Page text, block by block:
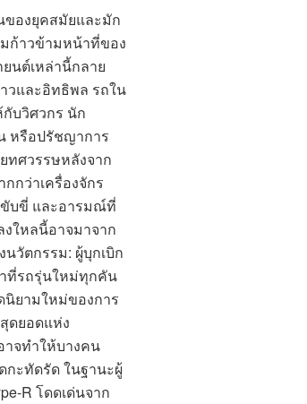
องยุคสมัยและมัก
ก้าวข้ามหน้าที่ของ
นต์เหล่านี้กลาย
วและอิทธิพล รถใน
บวิศวกร นัก
หรือปรัชญาการ
ทศวรรษหลังจาก
กว่าเครื่องจักร
บขี่ และอารมณ์ที่
ใหลนี้อาจมาจาก
วัตกรรม: ผู้บุกเบิก
าที่รถรุ่นใหม่ทุกคัน
นิยามใหม่ของการ
ดยอดแห่ง
าจทำให้บางคน
กะทัดรัด ในฐานะผู้
R โดดเด่นจาก